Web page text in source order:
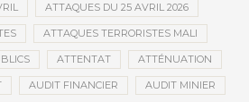
ATTAQUES DU 25 AVRIL 2026
ATTAQUES TERRORISTES MALI
ATTENTAT ATTÉNUATION
AUDIT FINANCIER AUDIT MINIER